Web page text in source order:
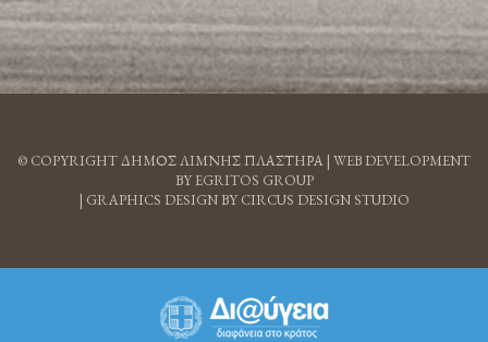
© COPYRIGHT ΔΗΜΟΣ ΛΙΜΝΗΣ ΠΛΑΣΤΗΡΑ | WEB DEVELOPMENT
BY EGRITOS GROUP
| GRAPHICS DESIGN BY CIRCUS DESIGN STUDIO